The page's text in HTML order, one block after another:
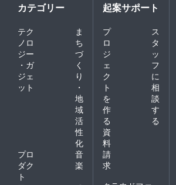
カテゴリー
テク
ノロ
ジー
・ガ
ジェ
ット
ま
ち
づ
く
り
・
地
域
活
性
化
プロ
ダク
ト
音
楽
起案サポート
プ
ロ
ジ
ェ
ク
ト
を
作
る
ス
タ
ッ
フ
に
相
談
す
る
資
料
請
求